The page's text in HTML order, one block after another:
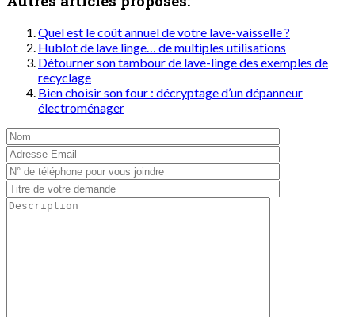
Quel est le coût annuel de votre lave-vaisselle ?
Hublot de lave linge… de multiples utilisations
Détourner son tambour de lave-linge des exemples de
recyclage
Bien choisir son four : décryptage d’un dépanneur
électroménager